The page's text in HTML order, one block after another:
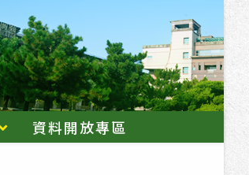
資料開放專區